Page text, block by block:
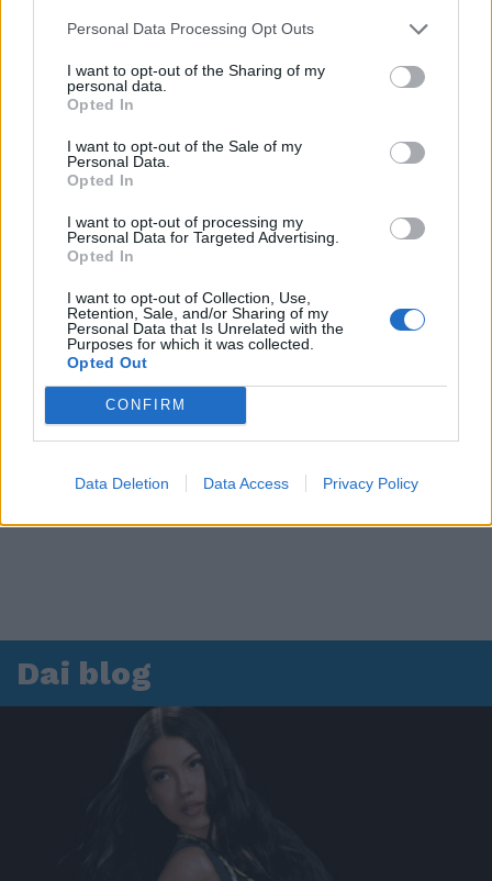
Personal Data Processing Opt Outs
I want to opt-out of the Sharing of my
personal data.
Opted In
I want to opt-out of the Sale of my
Personal Data.
Opted In
I want to opt-out of processing my
Personal Data for Targeted Advertising.
Opted In
I want to opt-out of Collection, Use,
Retention, Sale, and/or Sharing of my
Personal Data that Is Unrelated with the
Purposes for which it was collected.
Opted Out
CONFIRM
Data Deletion Data Access Privacy Policy
Dai blog